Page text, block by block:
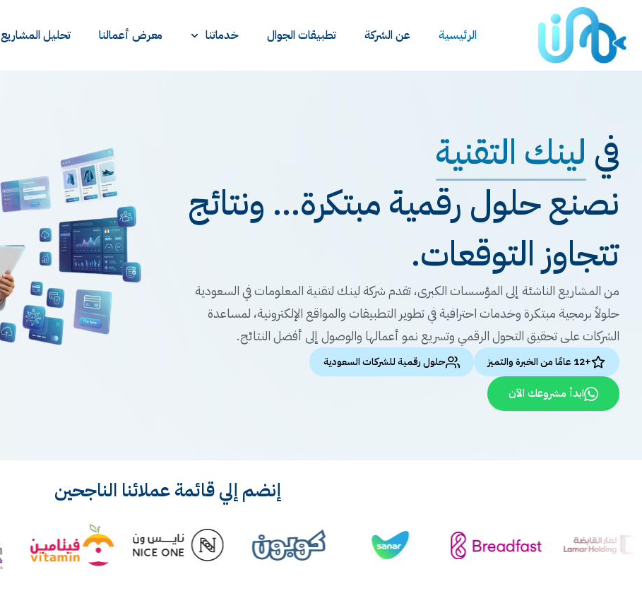
الرئيسية عن الشركة تطبيقات الجوال خدماتنا معرض أعمالنا تحليل المشاريع
في لينك التقنية
نصنع حلول رقمية مبتكرة... ونتائج
تتجاوز التوقعات.
من المشاريع الناشئة إلى المؤسسات الكبرى، تقدم شركة لينك لتقنية المعلومات في السعودية
حلولاً برمجية مبتكرة وخدمات احترافية في تطوير التطبيقات والمواقع الإلكترونية، لمساعدة
الشركات على تحقيق التحول الرقمي وتسريع نمو أعمالها والوصول إلى أفضل النتائج.
+12 عامًا من الخبرة والتميز حلول رقمية للشركات السعودية
ابدأ مشروعك الآن
إنضم إلي قائمة عملائنا الناجحين